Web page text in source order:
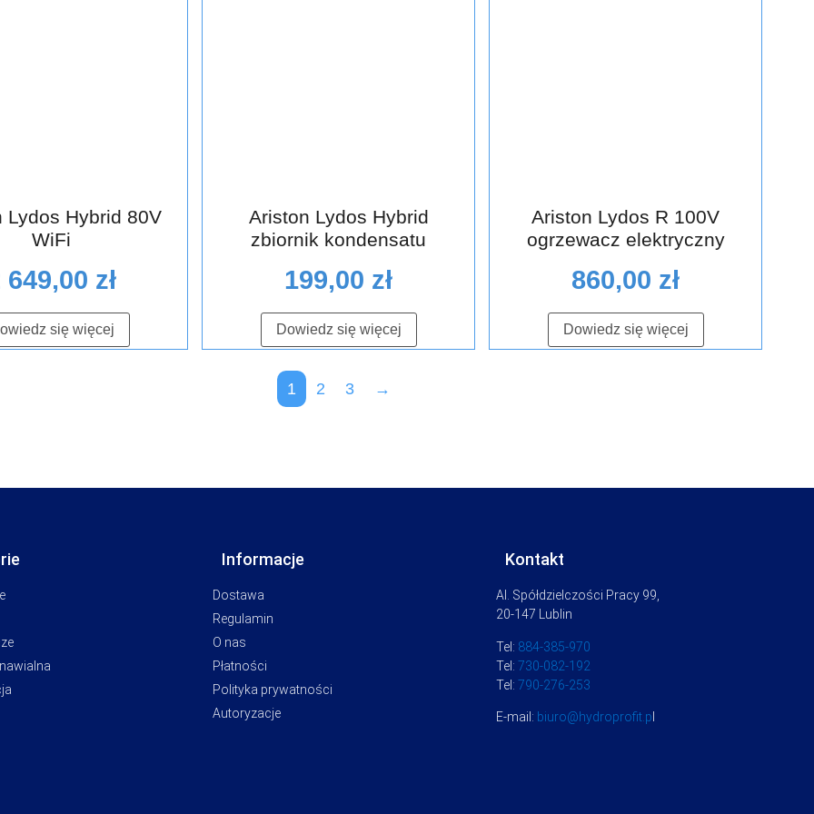
Lydos Hybrid 80V
WiFi
649,00 zł
się więcej
Ariston Lydos Hybrid
zbiornik kondensatu
199,00 zł
Dowiedz się więcej
Ariston Lydos R 100V
ogrzewacz elektryczny
860,00 zł
Dowiedz się więcej
1 2 3 →
Informacje
Dostawa
Regulamin
O nas
Płatności
Polityka prywatności
Autoryzacje
Kontakt
Al. Spółdzielczości Pracy 99,
20-147 Lublin
Tel: 884-385-970
Tel:730-082-192
Tel:790-276-253
E-mail: biuro@hydroprofit.p